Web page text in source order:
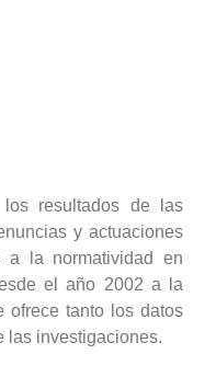
los resultados de las
y actuaciones
a la normatividad en
el año 2002 a la
ofrece tanto los datos
las investigaciones.